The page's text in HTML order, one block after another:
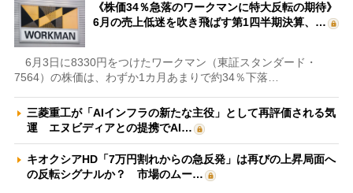
《株価34％急落のワークマンに特大反転の期待》
6月の売上低迷を吹き飛ばす第1四半期決算、…
6月3日に8330円をつけたワークマン（東証スタンダード・
7564）の株価は、わずか1カ月あまりで約34％下落…
三菱重工が「AIインフラの新たな主役」として再評価される気
運 エヌビディアとの提携でAI…
キオクシアHD「7万円割れからの急反発」は再びの上昇局面へ
の反転シグナルか？ 市場のムー…